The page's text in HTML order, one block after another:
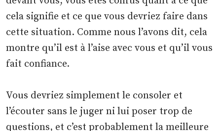
cela signifie et ce que vous devriez faire dans
cette situation. Comme nous l’avons dit, cela
montre qu’il est à l’aise avec vous et qu’il vous
fait confiance.
Vous devriez simplement le consoler et
l’écouter sans le juger ni lui poser trop de
questions, et c’est probablement la meilleure